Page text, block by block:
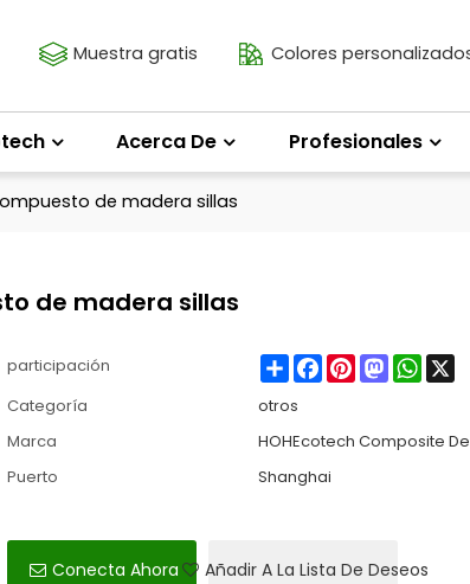
Muestra gratis Colores
Acerca De Profesionales
de madera sillas
de madera sillas
participación ShareFacebook
PinterestMastodon
Categoría
otros
Marca
HOHEcotech Composite
Puerto
Shanghai
Conecta Ahora Añadir A La Lista De Deseos